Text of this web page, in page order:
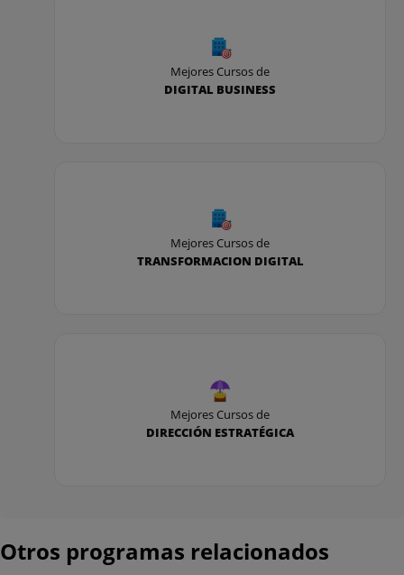
Mejores Cursos de
DIGITAL BUSINESS
Mejores Cursos de
TRANSFORMACION DIGITAL
Mejores Cursos de
DIRECCIÓN ESTRATÉGICA
Otros programas relacionados